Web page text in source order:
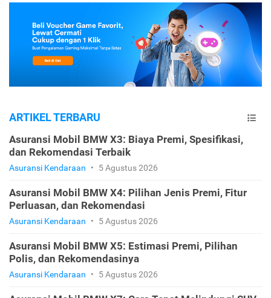
ARTIKEL TERBARU
Asuransi Mobil BMW X3: Biaya Premi, Spesifikasi,
dan Rekomendasi Terbaik
Asuransi Kendaraan • 5 Agustus 2026
Asuransi Mobil BMW X4: Pilihan Jenis Premi, Fitur
Perluasan, dan Rekomendasi
Asuransi Kendaraan • 5 Agustus 2026
Asuransi Mobil BMW X5: Estimasi Premi, Pilihan
Polis, dan Rekomendasinya
Asuransi Kendaraan • 5 Agustus 2026